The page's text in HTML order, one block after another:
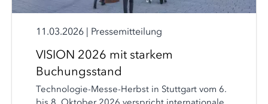
11.03.2026 | Pressemitteilung
VISION 2026 mit starkem
Buchungsstand
Technologie-Messe-Herbst in Stuttgart vom 6.